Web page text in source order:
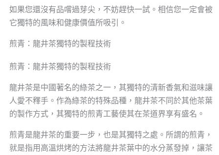
如果您還沒有品嚐過芽尖，不妨趕快一試。相信您一定會被
它獨特的風味和健康價值所吸引。
煎青：龍井茶獨特的製程技術
煎青：龍井茶獨特的製程技術
龍井茶是中國著名的綠茶之一，其獨特的清新香氣和滋味讓
人愛不釋手。作為綠茶的特殊品種，龍井茶不同於其他茶葉
的製作方式，其獨特的煎青工藝使其在茶道界享有盛名。
煎青是龍井茶的重要一步，也是其獨特之處。所謂的煎青，
就是指用高溫烘烤的方法將龍井茶葉中的水分蒸發掉，讓茶